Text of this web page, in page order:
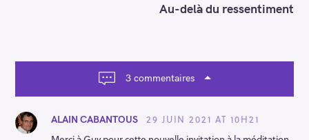
g
o
n
Au-delà du ressentiment
3 commentaires
ALAIN CABANTOUS
29 JUIN 2021 AT 10H21